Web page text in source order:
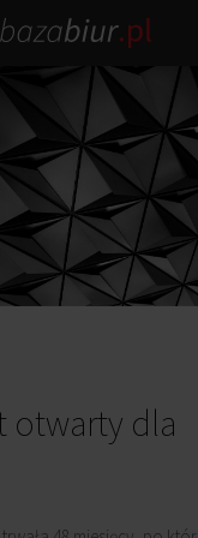
otwarty dla